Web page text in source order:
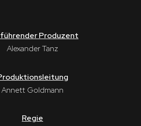
Produzent
Alexander Tanz
Annett Goldmann
Regie